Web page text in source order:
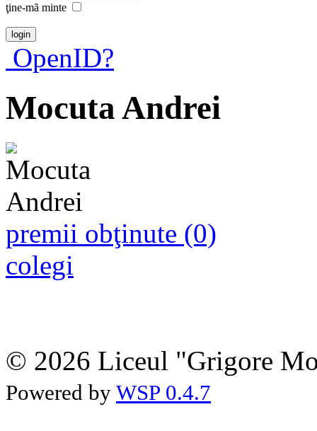
ţine-mã minte
OpenID?
Mocuta Andrei
premii obţinute (0)
colegi
© 2026 Liceul "Grigore
Powered by WSP 0.4.7